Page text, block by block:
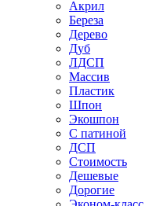
Акрил
Береза
Дерево
Дуб
ЛДСП
Массив
Пластик
Шпон
Экошпон
С патиной
ДСП
Стоимость
Дешевые
Дорогие